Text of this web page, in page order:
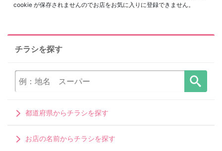
cookie が保存されませんのでお店をお気に入りに登録できません。
チラシを探す
都道府県からチラシを探す
お店の名前からチラシを探す